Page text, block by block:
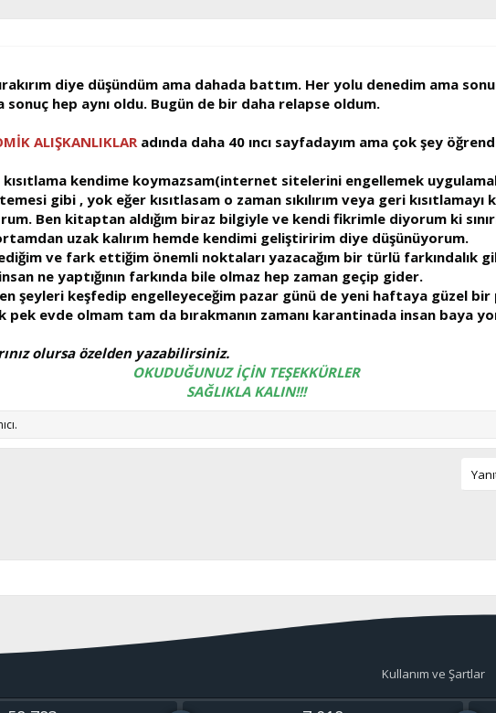
diye düşündüm ama dahada battım. Her yolu denedim ama
sonuç hep aynı oldu. Bugün de bir daha relapse oldum.
ALIŞKANLIKLARadında daha 40 ıncı sayfadayım ama çok şey
kendime koymazsam(internet sitelerini engellemek
gibi , yok eğer kısıtlasam o zaman sıkılırım veya geri
Ben kitaptan aldığım biraz bilgiyle ve kendi fikrimle diyorum ki
uzak kalırım hemde kendimi geliştiririm diye düşünüyorum.
ve fark ettiğim önemli noktaları yazacağım bir türlü farkındalık
ne yaptığının farkında bile olmaz hep zaman geçip gider.
şeyleri keşfedip engelleyeceğim pazar günü de yeni haftaya güzel bir
pek evde olmam tam da bırakmanın zamanı karantinada insan baya
olursa özelden yazabilirsiniz.
OKUDUĞUNUZ İÇİN TEŞEKKÜRLER
SAĞLIKLA KALIN!!!
Kullanım ve Şartlar